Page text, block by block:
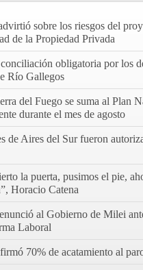
sobre los riesgos del
de la Propiedad Privada
obligatoria por los
Río Gallegos
del Fuego se suma al Plan
durante el mes de agosto
de Aires del Sur fueron
la puerta, pusimos el pie,
Horacio Catena
al Gobierno de Milei
Laboral
70% de acatamiento al